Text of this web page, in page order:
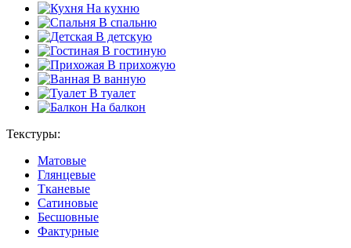
На кухню
В спальню
В детскую
В гостиную
В прихожую
В ванную
В туалет
На балкон
Текстуры:
Матовые
Глянцевые
Тканевые
Сатиновые
Бесшовные
Фактурные